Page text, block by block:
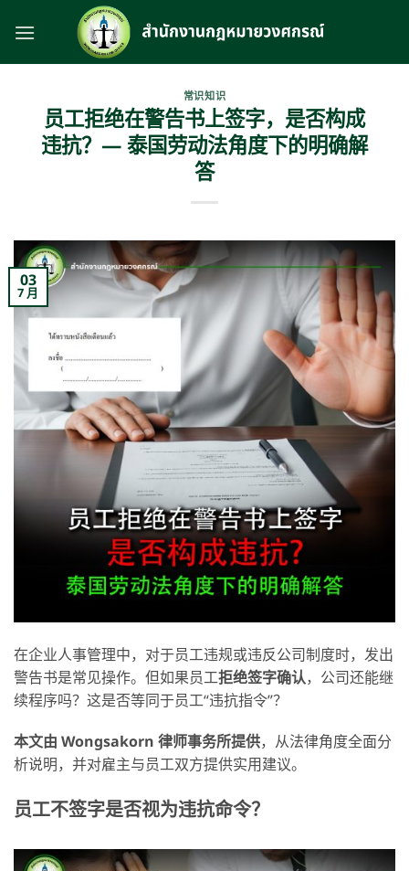
常识知识
员工拒绝在警告书上签字，是否构成
违抗？— 泰国劳动法角度下的明确解
答
03
7 月
在企业人事管理中，对于员工违规或违反公司制度时，发出
警告书是常见操作。但如果员工拒绝签字确认，公司还能继
续程序吗？这是否等同于员工“违抗指令”？
本文由 Wongsakorn 律师事务所提供，从法律角度全面分
析说明，并对雇主与员工双方提供实用建议。
员工不签字是否视为违抗命令？